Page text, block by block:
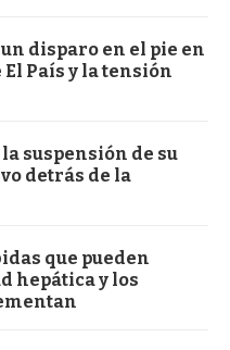
disparo en el pie en
País y la tensión
suspensión de su
detrás de la
que pueden
hepática y los